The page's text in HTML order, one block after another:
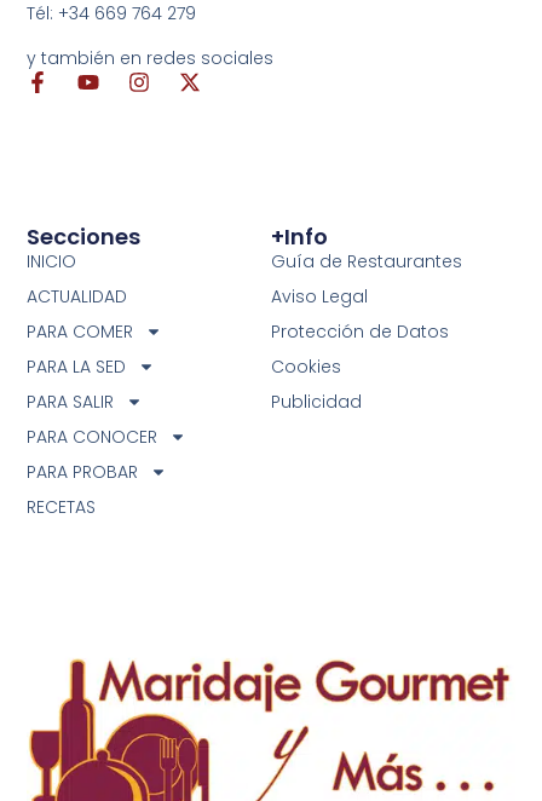
+info
Guía de Restaurantes
Aviso Legal
Protección de Datos
Cookies
Publicidad
Secciones
INICIO
ACTUALIDAD
PARA COMER
PARA LA SED
PARA SALIR
PARA CONOCER
PARA PROBAR
RECETAS
Tél: +34 669 764 279
y también en redes sociales